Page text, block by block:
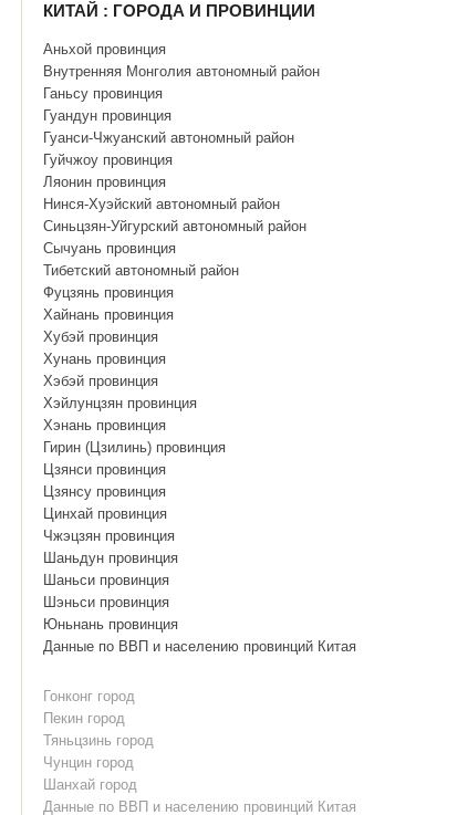
КИТАЙ : ГОРОДА И ПРОВИНЦИИ
Аньхой провинция
Внутренняя Монголия автономный район
Ганьсу провинция
Гуандун провинция
Гуанси-Чжуанский автономный район
Гуйчжоу провинция
Ляонин провинция
Нинся-Хуэйский автономный район
Синьцзян-Уйгурский автономный район
Сычуань провинция
Тибетский автономный район
Фуцзянь провинция
Хайнань провинция
Хубэй провинция
Хунань провинция
Хэбэй провинция
Хэйлунцзян провинция
Хэнань провинция
Гирин (Цзилинь) провинция
Цзянси провинция
Цзянсу провинция
Цинхай провинция
Чжэцзян провинция
Шаньдун провинция
Шаньси провинция
Шэньси провинция
Юньнань провинция
Данные по ВВП и населению провинций Китая
Гонконг город
Пекин город
Тяньцзинь город
Чунцин город
Шанхай город
Данные по ВВП и населению провинций Китая